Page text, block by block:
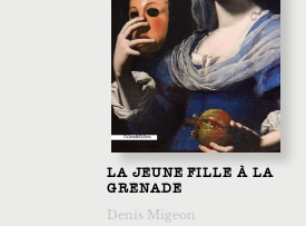
LA JEUNE FILLE À LA
GRENADE
Denis Migeon